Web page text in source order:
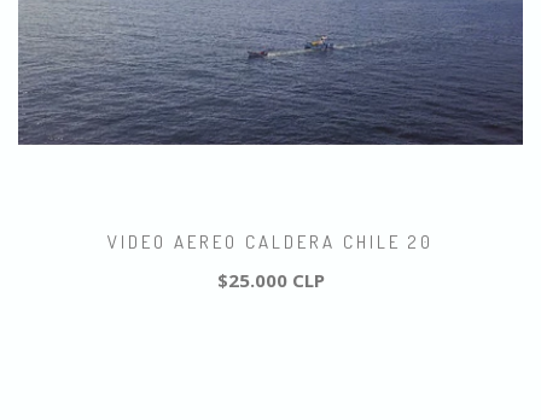
VIDEO AEREO CALDERA CHILE 20
$25.000 CLP